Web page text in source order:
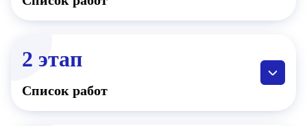
2 этап
Список работ